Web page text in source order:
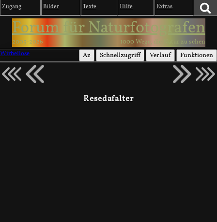
Zugang Bilder Texte Hilfe Extras
Forum für Naturfotografen
2003-2026
1000 Wege, die Natur zu sehen
Wirbellose
Az Schnellzugriff Verlauf Funktionen
Resedafalter